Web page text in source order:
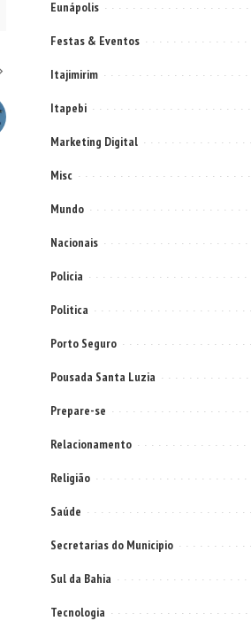
Eunápolis
Festas & Eventos
Itajimirim
Itapebi
Marketing Digital
Misc
Mundo
Nacionais
Policia
Politica
Porto Seguro
Pousada Santa Luzia
Prepare-se
Relacionamento
Religião
Saúde
Secretarias do Municipio
Sul da Bahia
Tecnologia